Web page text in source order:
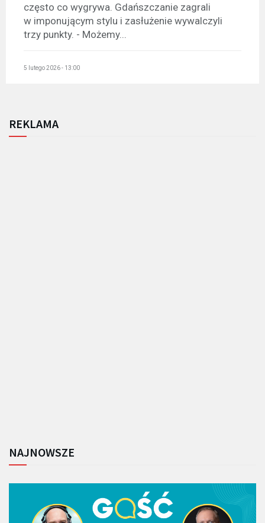
często co wygrywa. Gdańszczanie zagrali
w imponującym stylu i zasłużenie wywalczyli
trzy punkty. - Możemy...
5 lutego 2026 - 13:00
REKLAMA
NAJNOWSZE